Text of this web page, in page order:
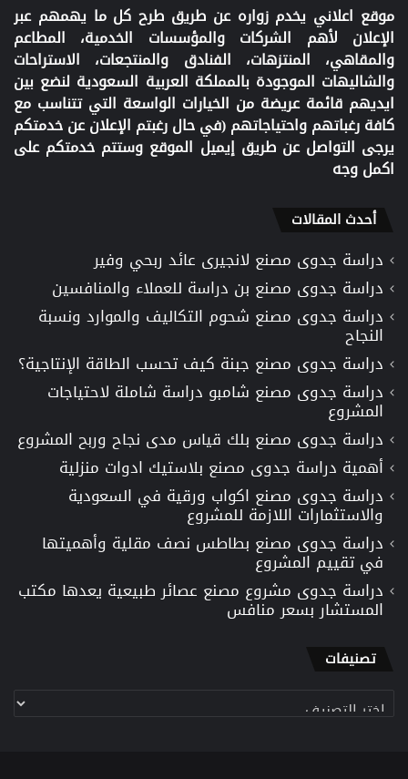
موقع اعلاني يخدم زواره عن طريق طرح كل ما يهمهم عبر
الإعلان لأهم الشركات والمؤسسات الخدمية، المطاعم
والمقاهي، المنتزهات، الفنادق والمنتجعات، الاستراحات
والشاليهات الموجودة بالمملكة العربية السعودية لنضع بين
ايديهم قائمة عريضة من الخيارات الواسعة التي تتناسب مع
كافة رغباتهم واحتياجاتهم (في حال رغبتم الإعلان عن خدمتكم
يرجى التواصل عن طريق إيميل الموقع وستتم خدمتكم على
اكمل وجه
أحدث المقالات
دراسة جدوى مصنع لانجيرى عائد ربحي وفير
دراسة جدوى مصنع بن دراسة للعملاء والمنافسين
دراسة جدوى مصنع شحوم التكاليف والموارد ونسبة
النجاح
دراسة جدوى مصنع جبنة كيف تحسب الطاقة الإنتاجية؟
دراسة جدوى مصنع شامبو دراسة شاملة لاحتياجات
المشروع
دراسة جدوى مصنع بلك قياس مدى نجاح وربح المشروع
أهمية دراسة جدوى مصنع بلاستيك ادوات منزلية
دراسة جدوى مصنع اكواب ورقية في السعودية
والاستثمارات اللازمة للمشروع
دراسة جدوى مصنع بطاطس نصف مقلية وأهميتها
في تقييم المشروع
دراسة جدوى مشروع مصنع عصائر طبيعية يعدها مكتب
المستشار بسعر منافس
تصنيفات
تصنيفات